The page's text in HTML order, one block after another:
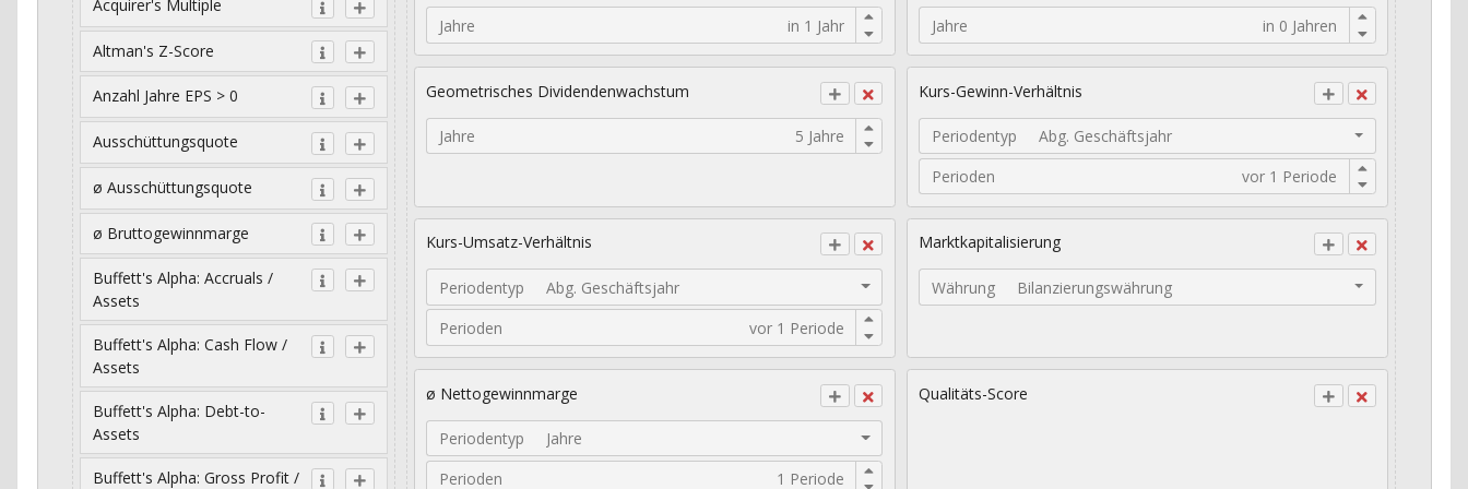
Acquirer's Multiple
Altman's Z-Score
Anzahl Jahre EPS > 0
Ausschüttungsquote
ø Ausschüttungsquote
ø Bruttogewinnmarge
Buffett's Alpha: Accruals /
Assets
Buffett's Alpha: Cash Flow /
Assets
Buffett's Alpha: Debt-to-
Assets
Buffett's Alpha: Gross Profit /
Jahre Jahre
Geometrisches Dividendenwachstum
Jahre
Kurs-Gewinn-Verhältnis
Periodentyp
Abg. Geschäftsjahr
Perioden
Kurs-Umsatz-Verhältnis
Periodentyp
Abg. Geschäftsjahr
Perioden
Marktkapitalisierung
Währung Bilanzierungswährung
ø Nettogewinnmarge
Periodentyp
Jahre
Perioden
Qualitäts-Score